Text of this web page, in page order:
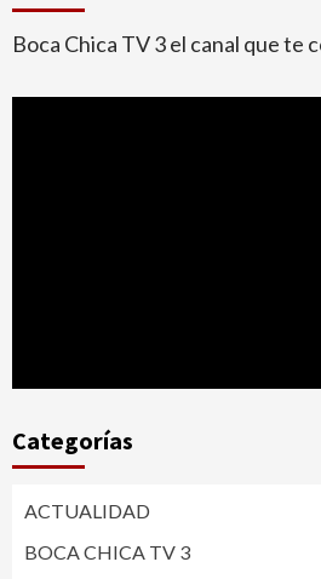
Boca Chica TV 3 el canal que te
Categorías
ACTUALIDAD
BOCA CHICA TV 3